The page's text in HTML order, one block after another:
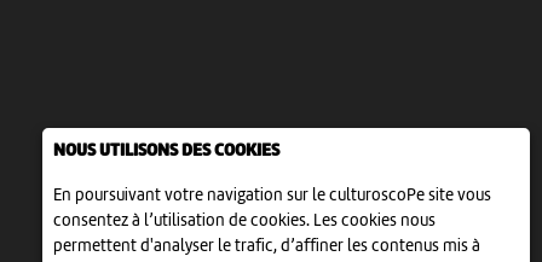
NOUS UTILISONS DES COOKIES
En poursuivant votre navigation sur le culturoscoPe site vous
consentez à l’utilisation de cookies. Les cookies nous
permettent d'analyser le trafic, d’affiner les contenus mis à